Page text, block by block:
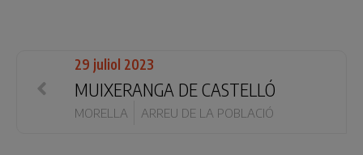
29 juliol 2023
MUIXERANGA DE CASTELLÓ
MORELLA ARREU DE LA POBLACIÓ